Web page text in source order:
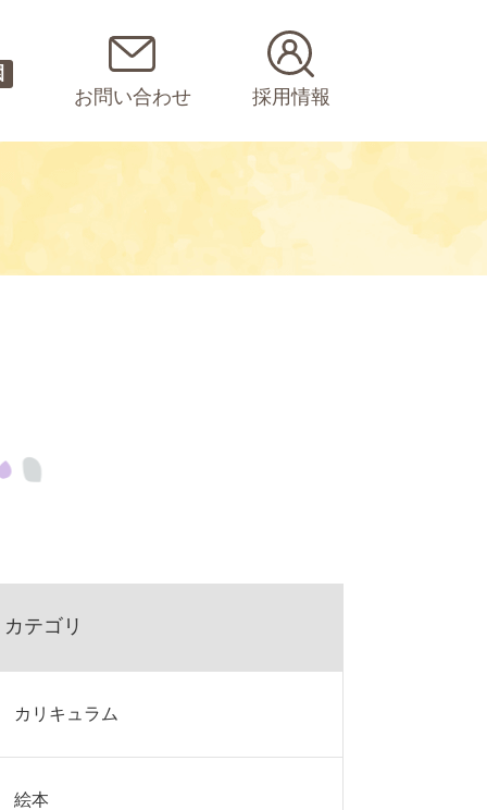
お問い合わせ 採用情報
カテゴリ
カリキュラム
絵本